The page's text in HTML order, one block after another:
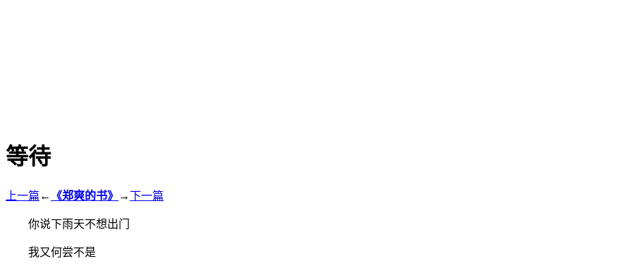
等待
上一篇 ← 《郑爽的书》 →下一篇
你说下雨天不想出门
我又何尝不是